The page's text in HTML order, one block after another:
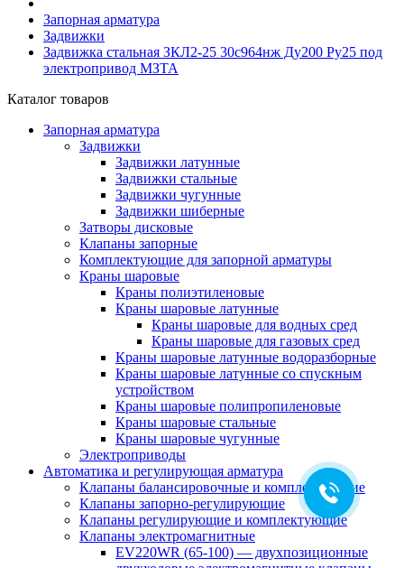
Запорная арматура
Задвижки
Задвижка стальная ЗКЛ2-25 30с964нж Ду200 Ру25 под
электропривод МЗТА
Каталог товаров
Запорная арматура
Задвижки
Задвижки латунные
Задвижки стальные
Задвижки чугунные
Задвижки шиберные
Затворы дисковые
Клапаны запорные
Комплектующие для запорной арматуры
Краны шаровые
Краны полиэтиленовые
Краны шаровые латунные
Краны шаровые для водных сред
Краны шаровые для газовых сред
Краны шаровые латунные водоразборные
Краны шаровые латунные со спускным
устройством
Краны шаровые полипропиленовые
Краны шаровые стальные
Краны шаровые чугунные
Электроприводы
Автоматика и регулирующая арматура
Клапаны балансировочные и комплектующие
Клапаны запорно-регулирующие
Клапаны регулирующие и комплектующие
Клапаны электромагнитные
EV220WR (65-100) — двухпозиционные